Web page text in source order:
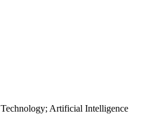
Artificial Intelligence